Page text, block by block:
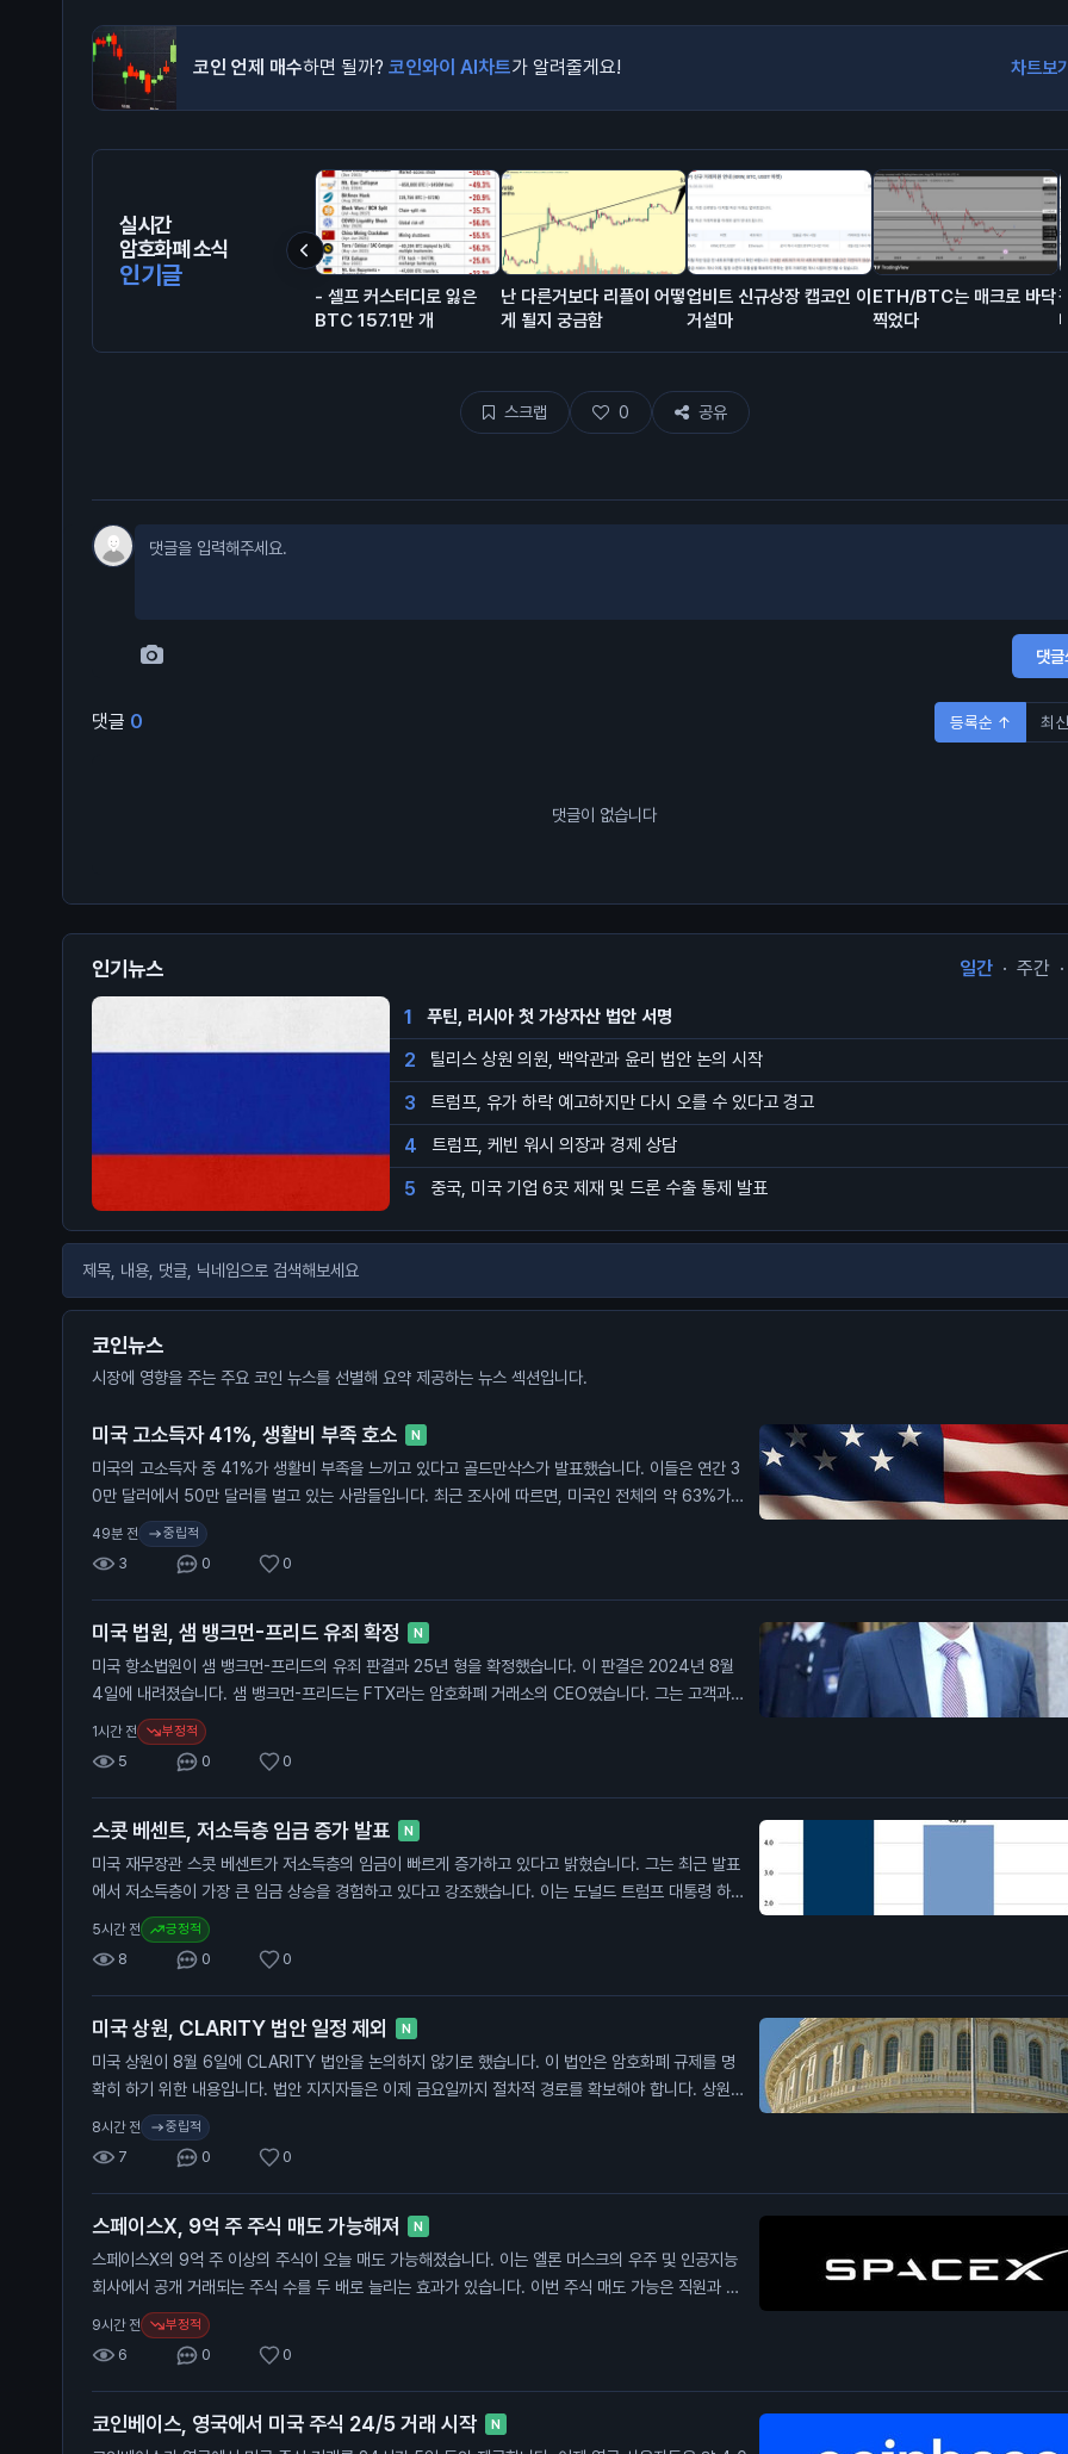
코인 언제 매수하면 될까? 코인와이 AI차트가 알려줄게요! 차트보
실시간
암호화폐 소식
인기글
- 셀프 커스터디로 잃은
BTC 157.1만 개
난 다른거보다 리플이 어떻
게 될지 궁금함
업비트 신규상장 캡코인 이
거설마
ETH/BTC는 매크로 바닥
찍었다
스크랩 0 공유
댓
댓글 0 등록순 ↑ 최
댓글이 없습니다
인기뉴스 일간 · 주간 ·
1 푸틴, 러시아 첫 가상자산 법안 서명
2 틸리스 상원 의원, 백악관과 윤리 법안 논의 시작
3 트럼프, 유가 하락 예고하지만 다시 오를 수 있다고 경고
4 트럼프, 케빈 워시 의장과 경제 상담
5 중국, 미국 기업 6곳 제재 및 드론 수출 통제 발표
코인뉴스
시장에 영향을 주는 주요 코인 뉴스를 선별해 요약 제공하는 뉴스 섹션입니다.
미국 고소득자 41%, 생활비 부족 호소 N
미국의 고소득자 중 41%가 생활비 부족을 느끼고 있다고 골드만삭스가 발표했습니다. 이들은 연간 3
0만 달러에서 50만 달러를 벌고 있는 사람들입니다. 최근 조사에 따르면, 미국인 전체의 약 63%가
생활비 부족을 겪고 있다고 합니다. 특히 30만 달러에서 50만 달러를 버는 고소득자들 사이에서 이
비율이 크게 증가했습니다. 50만 달러 이상을 버는 사람들도 40%가 생활비에 어려움을 겪고 있다고
합니다. 이 소식은 고소득자들도 경제적 어려움을 겪고 있다는 점에서 중요합니다. 이는 소비자 신뢰도
와 경제 전반에 영향을 미칠 수 있습니다.
49분 전 중립적
3 0 0
미국 법원, 샘 뱅크먼-프리드 유죄 확정 N
미국 항소법원이 샘 뱅크먼-프리드의 유죄 판결과 25년 형을 확정했습니다. 이 판결은 2024년 8월
4일에 내려졌습니다. 샘 뱅크먼-프리드는 FTX라는 암호화폐 거래소의 CEO였습니다. 그는 고객과
투자자에게서 수십억 달러를 사취한 혐의로 유죄 판결을 받았습니다. 항소법원은 그의 주장을 받아들
이지 않았습니다. 이 판결은 일반 투자자에게 중요한 의미를 가집니다. 뱅크먼-프리드의 범죄가 암호화
폐 시장에 대한 신뢰를 떨어뜨릴 수 있기 때문입니다.
1시간 전 부정적
5 0 0
스콧 베센트, 저소득층 임금 증가 발표 N
미국 재무장관 스콧 베센트가 저소득층의 임금이 빠르게 증가하고 있다고 밝혔습니다. 그는 최근 발표
에서 저소득층이 가장 큰 임금 상승을 경험하고 있다고 강조했습니다. 이는 도널드 트럼프 대통령 하의
경제 성장과 관련이 있습니다. 베센트 장관은 저소득층의 25%가 2%의 실질 임금 상승을 경험했다고
언급했습니다. 이는 트럼프 대통령의 첫 임기 동안 블루칼라 노동자들이 1.7%의 임금 증가를 보였다는
데이터를 기반으로 하고 있습니다. 그는 이제 저소득층이 더 이상 부유층에 뒤처지지 않는다고 주장했
습니다. 이 발표는 일반 투자자에게 중요한 의미를 가집니다. 임금 상승이 소비자 지출에 긍정적인 영
향을 미칠 수 있으며, 이는 경제 성장에 기여할 수 있습니다. 또한, 저소득층의 임금 상승은 인플레이션
과의 관계에서도 중요한 요소가 될 수 있습니다.
5시간 전 긍정적
8 0 0
미국 상원, CLARITY 법안 일정 제외 N
미국 상원이 8월 6일에 CLARITY 법안을 논의하지 않기로 했습니다. 이 법안은 암호화폐 규제를 명
확히 하기 위한 내용입니다. 법안 지지자들은 이제 금요일까지 절차적 경로를 확보해야 합니다. 상원은
8월 10일부터 휴회에 들어갑니다. 법안이 통과될 가능성은 30%로 낮습니다. 상원 다수당 원내대표는
아직 법안에 대한 투표를 진행하지 않았습니다. 민주당 측은 9월에 법안이 통과할 수 있을 것이라고 낙
관하고 있습니다. 이 법안이 통과되면 암호화폐 시장에 긍정적인 영향을 미칠 수 있습니다. 일반 투자
자들은 법안 통과가 비트코인 가격 상승으로 이어질 가능성을 주목해야 합니다.
8시간 전 중립적
7 0 0
스페이스X, 9억 주 주식 매도 가능해져 N
스페이스X의 9억 주 이상의 주식이 오늘 매도 가능해졌습니다. 이는 엘론 머스크의 우주 및 인공지능
회사에서 공개 거래되는 주식 수를 두 배로 늘리는 효과가 있습니다. 이번 주식 매도 가능은 직원과 초
기 투자자들이 매도할 수 있게 해줍니다. 스페이스X는 최근 IPO 이후 주가가 하락세를 보이고 있습니
다. 초기 공개 거래에서 5% 미만의 주식만 거래되었으나, 오늘부터 9억 1,150만 주가 매도 가능해지
면서 주식 공급이 크게 증가합니다. 이로 인해 주가가 더 하락할 수 있다는 우려가 커지고 있습니다. 이
번 주식 매도 가능은 일반 투자자에게 중요한 의미를 가집니다. 주식 공급이 늘어나면 가격 하락 압력
이 커질 수 있어, 투자자들은 신중한 판단이 필요합니다.
9시간 전 부정적
6 0 0
코인베이스, 영국에서 미국 주식 24/5 거래 시작 N